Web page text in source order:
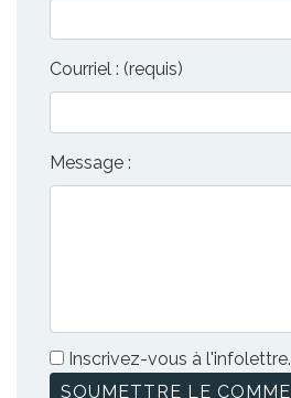
Courriel : (requis)
Message :
Inscrivez-vous à l'infolettre.